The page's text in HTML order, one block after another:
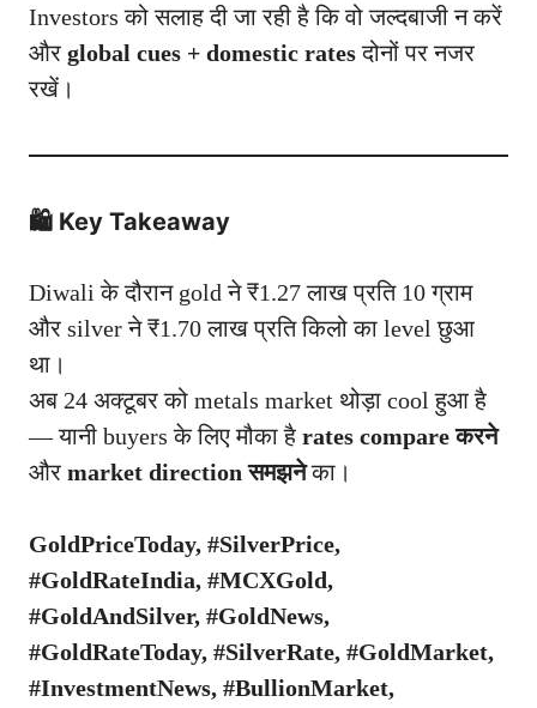
Investors को सलाह दी जा रही है कि वो जल्दबाजी न करें
और global cues + domestic ratesदोनों पर नजर
रखें।
🛍️ Key Takeaway
Diwali के दौरान goldने ₹1.27 लाख प्रति 10 ग्राम
और silver ने ₹1.70 लाख प्रति किलो का level छुआ
था।
अब 24 अक्टूबर को metals market थोड़ा cool हुआ है
— यानी buyers के लिए मौका है rates compare करने
और market direction समझनेका।
GoldPriceToday, #SilverPrice,
#GoldRateIndia, #MCXGold,
#GoldAndSilver, #GoldNews,
#GoldRateToday, #SilverRate, #GoldMarket,
#InvestmentNews, #BullionMarket,